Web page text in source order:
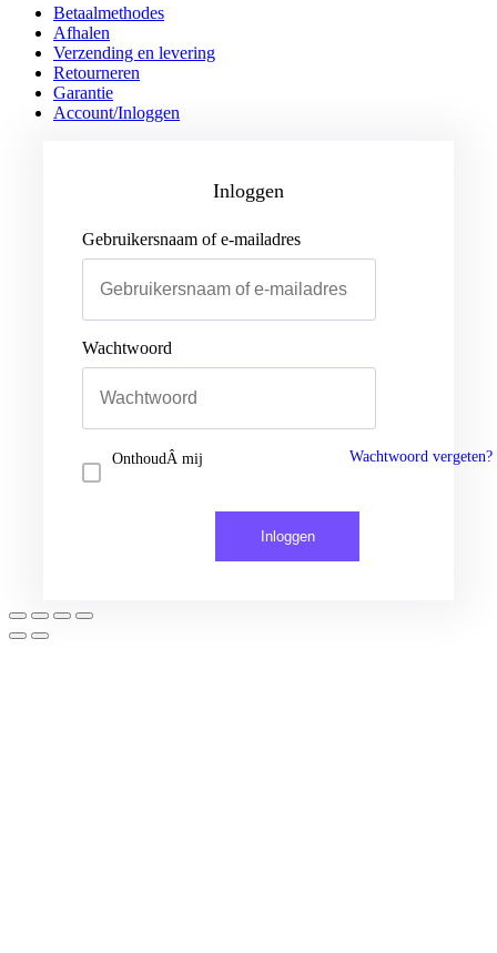
Betaalmethodes
Afhalen
Verzending en levering
Retourneren
Garantie
Account/Inloggen
Gebruikersnaam of e-mailadres
Wachtwoord
Inloggen